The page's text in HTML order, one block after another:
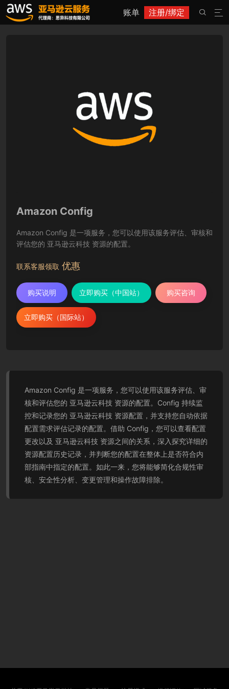
账单 注册/绑定 

Amazon Config
Amazon Config 是一项服务，您可以使用该服务评估、审核和
评估您的 亚马逊云科技 资源的配置。
联系客服领取 优惠
购买说明 立即购买（中国站） 购买咨询
立即购买（国际站）
Amazon Config 是一项服务，您可以使用该服务评估、审
核和评估您的 亚马逊云科技 资源的配置。Config 持续监
控和记录您的 亚马逊云科技 资源配置，并支持您自动依据
配置需求评估记录的配置。借助 Config，您可以查看配置
更改以及 亚马逊云科技 资源之间的关系，深入探究详细的
资源配置历史记录，并判断您的配置在整体上是否符合内
部指南中指定的配置。如此一来，您将能够简化合规性审
核、安全性分析、变更管理和操作故障排除。